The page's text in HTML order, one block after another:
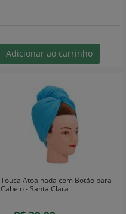
Adicionar ao carrinho
Touca Atoalhada com Botão para
Cabelo - Santa Clara